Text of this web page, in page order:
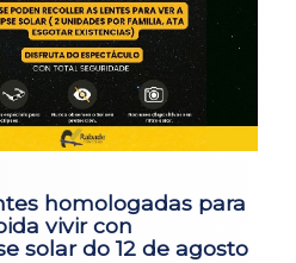
homologadas para
vivir con
solar do 12 de agosto